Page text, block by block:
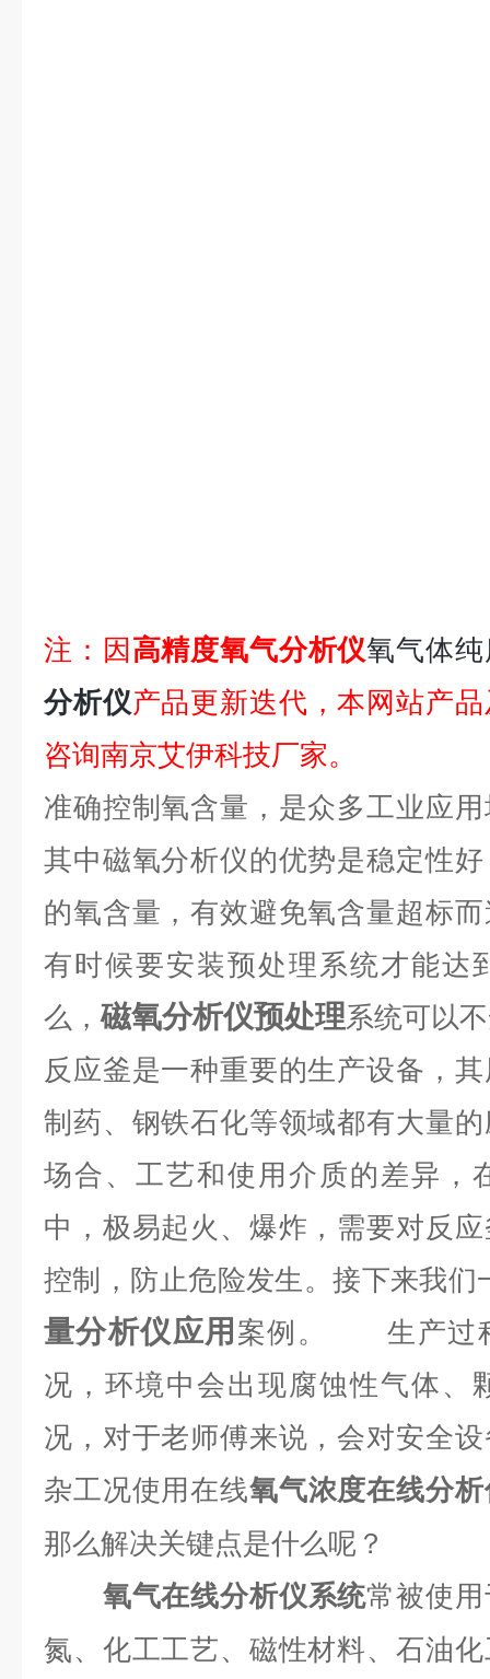
注：因 高精度氧气分析仪氧气体
分析仪产品更新迭代，本网站产
咨询南京艾伊科技厂家。
准确控制氧含量，是众多工业应
其中磁氧分析仪的优势是稳定性
的氧含量，有效避免氧含量超标
有时候要安装预处理系统才能达
么，磁氧分析仪预处理系统可以
反应釜是一种重要的生产设备，
制药、钢铁石化等领域都有大量
场合、工艺和使用介质的差异，
中，极易起火、爆炸，需要对反
控制，防止危险发生。接下来我们
量分析仪应用 案例。
生产过程
况，环境中会出现腐蚀性气体、
况，对于老师傅来说，会对安全
杂工况使用在线氧气浓度在线分析
那么解决关键点是什么呢？
氧气在线分析仪系统常被使
氮、化工工艺、磁性材料、石油